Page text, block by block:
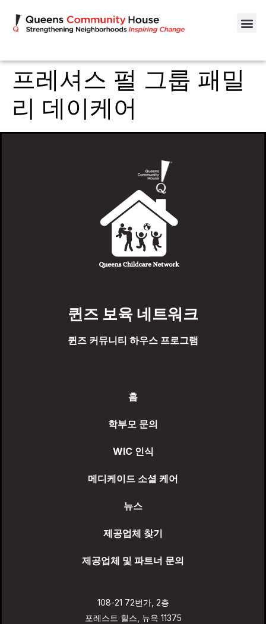
프레셔스 펄 그룹 패밀
리 데이케어
퀸즈 보육 네트워크
퀸즈 커뮤니티 하우스 프로그램
홈
학부모 문의
WIC 인식
메디케이드 소셜 케어
뉴스
제공업체 찾기
제공업체 및 파트너 문의
108-21 72번가, 2층
포레스트 힐스, 뉴욕 11375